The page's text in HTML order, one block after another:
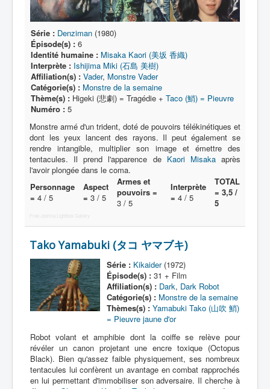
Archétype
[]
Nom
Thème
Série : Denziman (1980)
Épisode(s) : 6
Identité humaine : Misaka Kaori (美坂 香織)
Interprète : Ishijima Miki (石島 美樹)
Affiliation(s) : Vader, Monstre Vader
Catégorie(s) : Monstre de la semaine
Thème(s) : Higeki (悲劇) = Tragédie + Taco (鮹) = Pieuvre
Numéro : 5
Monstre armé d'un trident, doté de pouvoirs télékinétiques et
dont les yeux lancent des rayons. Il peut également se
rendre intangible, multiplier son image et émettre des
tentacules. Il prend l'apparence de Kaori Misakaaprès
l'avoir plongée dans le coma.
Personnage
= 4 / 5
Aspect
= 3 / 5
Armes et
pouvoirs =
3 / 5
Interprète
= 4 / 5
TOTAL
= 3,5 /
5
Tako Yamabuki (タコ ヤマブキ)
Série : Kikaider(1972)
Épisode(s) :31 + Film
Affiliation(s) : Dark, Dark Robot
Catégorie(s) : Monstre de la semaine
Thèmes(s) : Yamabuki Tako (山吹 鮹)
= Pieuvre jaune d'or
Robot volant et amphibie dont la coiffe se relève pour
révéler un canon projetant une encre toxique (Octopus
Black). Bien qu'assez faible physiquement, ses nombreux
tentacules lui confèrent un avantage en combat rapprochés
en lui permettant d'immobiliser son adversaire. Il cherche à